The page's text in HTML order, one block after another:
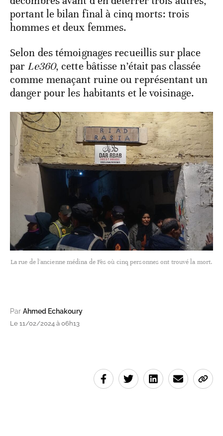
portant le bilan final à cinq morts: trois
hommes et deux femmes.
Selon des témoignages recueillis sur place
par Le360, cette bâtisse n’était pas classée
comme menaçant ruine ou représentant un
danger pour les habitants et le voisinage.
La rue de l'ancienne médina de Fès où cinq personnes ont trouvé la mort.
Par Ahmed Echakoury
Le 11/02/2024 à 06h13